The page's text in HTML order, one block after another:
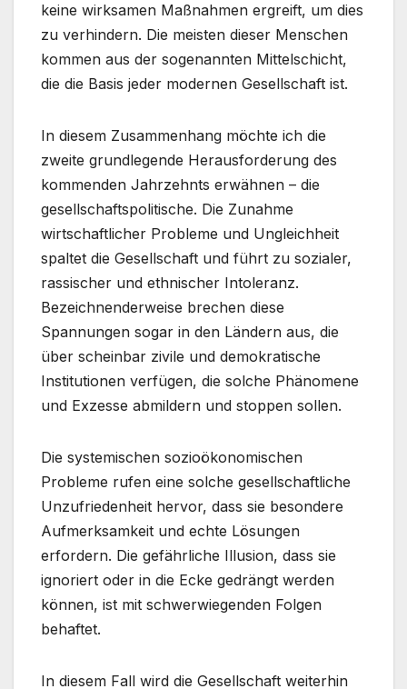
keine wirksamen Maßnahmen ergreift, um dies
zu verhindern. Die meisten dieser Menschen
kommen aus der sogenannten Mittelschicht,
die die Basis jeder modernen Gesellschaft ist.
In diesem Zusammenhang möchte ich die
zweite grundlegende Herausforderung des
kommenden Jahrzehnts erwähnen – die
gesellschaftspolitische. Die Zunahme
wirtschaftlicher Probleme und Ungleichheit
spaltet die Gesellschaft und führt zu sozialer,
rassischer und ethnischer Intoleranz.
Bezeichnenderweise brechen diese
Spannungen sogar in den Ländern aus, die
über scheinbar zivile und demokratische
Institutionen verfügen, die solche Phänomene
und Exzesse abmildern und stoppen sollen.
Die systemischen sozioökonomischen
Probleme rufen eine solche gesellschaftliche
Unzufriedenheit hervor, dass sie besondere
Aufmerksamkeit und echte Lösungen
erfordern. Die gefährliche Illusion, dass sie
ignoriert oder in die Ecke gedrängt werden
können, ist mit schwerwiegenden Folgen
behaftet.
In diesem Fall wird die Gesellschaft weiterhin